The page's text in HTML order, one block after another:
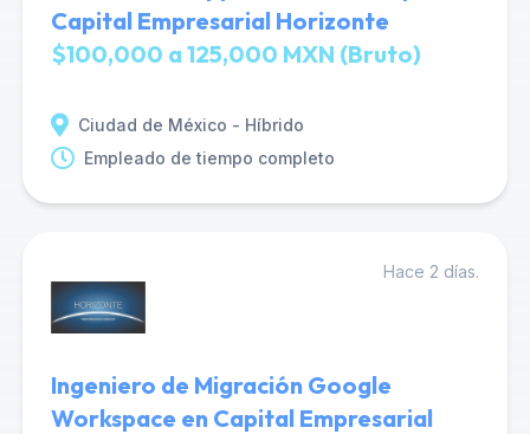
Capital Empresarial Horizonte
$100,000 a 125,000 MXN (Bruto)
Ciudad de México - Híbrido
Empleado de tiempo completo
Hace 2 días.
Ingeniero de Migración Google
Workspace en Capital Empresarial